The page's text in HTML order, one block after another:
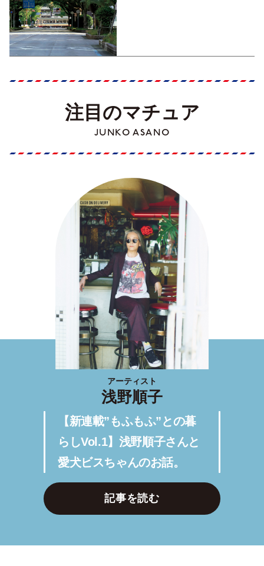
注目のマチュア
JUNKO ASANO
アーティスト
浅野順子
【新連載”もふもふ”との暮
らしVol.1】浅野順子さんと
愛犬ビスちゃんのお話。
記事を読む